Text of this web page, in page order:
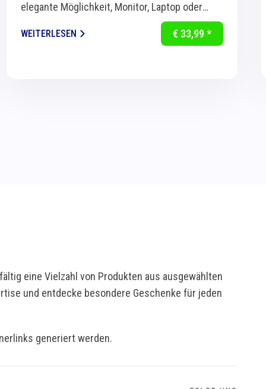
elegante Möglichkeit, Monitor, Laptop oder
Bildschirm ergonomisch auf Augenhöhe zu...
WEITERLESEN € 33,99 *
eine Vielzahl von Produkten aus ausgewählten
und entdecke besondere Geschenke für jeden
generiert werden.